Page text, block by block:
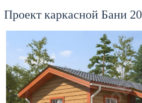
Проект каркасной Бани 20